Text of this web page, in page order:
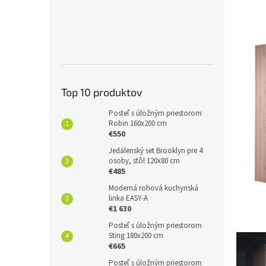
Top 10 produktov
Posteľ s úložným priestorom
Robin 160x200 cm
€550
Jedálenský set Brooklyn pre 4
osoby, stôl 120x80 cm
€485
Moderná rohová kuchynská
linka EASY-A
€1 630
Posteľ s úložným priestorom
Sting 180x200 cm
€665
Posteľ s úložným priestorom